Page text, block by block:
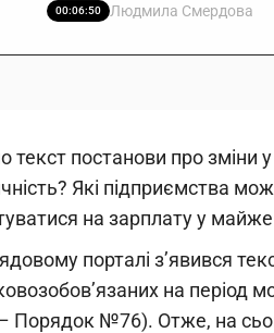
00:06:50 Людмила Смердова
текст постанови про зміни
Які підприємства
на зарплату у
порталі з’явився
на період
Порядок №76). Отже, на